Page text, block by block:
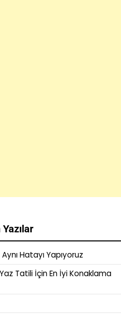
Hatayı Yapıyoruz
Tatili İçin En İyi Konaklama